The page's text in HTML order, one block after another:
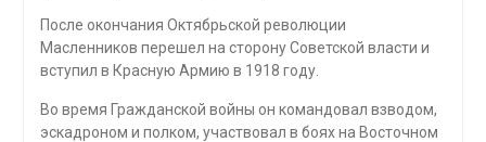
После окончания Октябрьской революции
Масленников перешел на сторону Советской власти и
вступил в Красную Армию в 1918 году.
Во время Гражданской войны он командовал взводом,
эскадроном и полком, участвовал в боях на Восточном